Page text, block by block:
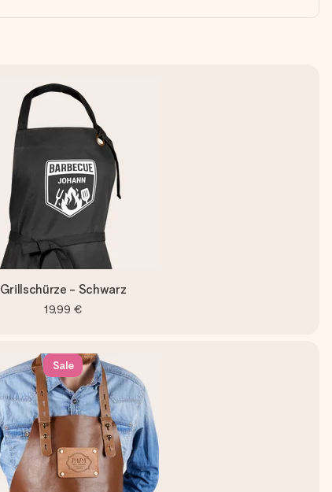
Grillschürze - Schwarz
19,99 €
Sale